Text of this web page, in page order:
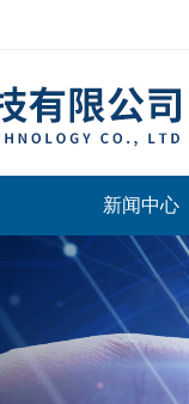
新闻中心